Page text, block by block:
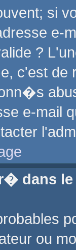
si
e-
?
c'est
e-mail
dans
ou